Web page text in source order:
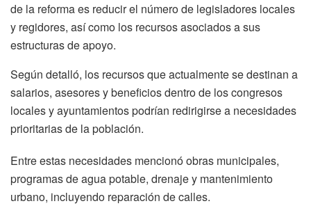
de la reforma es reducir el número de legisladores locales
y regidores, así como los recursos asociados a sus
estructuras de apoyo.
Según detalló, los recursos que actualmente se destinan a
salarios, asesores y beneficios dentro de los congresos
locales y ayuntamientos podrían redirigirse a necesidades
prioritarias de la población.
Entre estas necesidades mencionó obras municipales,
programas de agua potable, drenaje y mantenimiento
urbano, incluyendo reparación de calles.